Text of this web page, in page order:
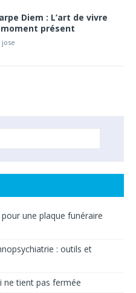
Diem : L’art de vivre
présent
jose
une plaque funéraire
: outils et
ne tient pas fermée